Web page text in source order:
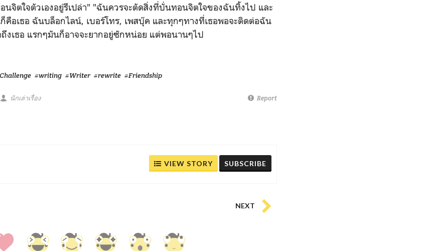
จิตใจตัวเองอยู่รึเปล่า" "ฉันควรจะตัดสิ่งที่บั่นทอนจิตใจของฉันทิ้งไป และ
อเธอ ฉันบล็อกไลน์, เบอร์โทร, เพสบุ๊ค และทุกๆทางที่เธอพอจะติดต่อฉัน
งเธอ แรกๆมันก็อาจจะยากอยู่ซักหน่อย แต่พอนานๆไป
#writing #Writer #rewrite #Friendship
นักเล่าเรื่อง Report
VIEW STORY SUBSCRIBE
NEXT